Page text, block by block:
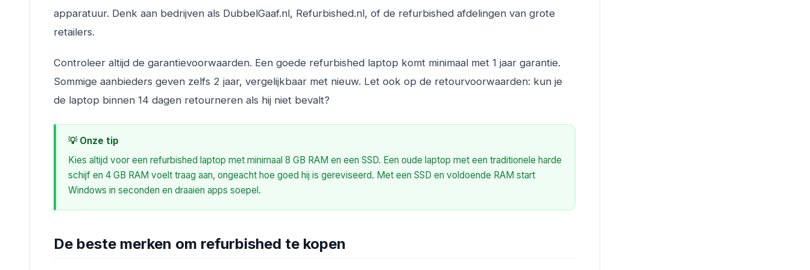
apparatuur. Denk aan bedrijven als DubbelGaaf.nl, Refurbished.nl, of de refurbished afdelingen van grote
retailers.
Controleer altijd de garantievoorwaarden. Een goede refurbished laptop komt minimaal met 1 jaar garantie.
Sommige aanbieders geven zelfs 2 jaar, vergelijkbaar met nieuw. Let ook op de retourvoorwaarden: kun je
de laptop binnen 14 dagen retourneren als hij niet bevalt?
💡 Onze tip
Kies altijd voor een refurbished laptop met minimaal 8 GB RAM en een SSD. Een oude laptop met een traditionele harde
schijf en 4 GB RAM voelt traag aan, ongeacht hoe goed hij is gereviseerd. Met een SSD en voldoende RAM start
Windows in seconden en draaien apps soepel.
De beste merken om refurbished te kopen